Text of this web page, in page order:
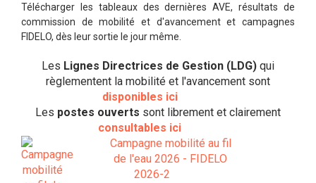
Télécharger les tableaux des dernières AVE, résultats de
commission de mobilité et d'avancement et campagnes
FIDELO, dès leur sortie le jour même.
Les Lignes Directrices de Gestion (LDG) qui
règlementent la mobilité et l'avancement sont
disponibles ici
Les postes ouverts sont librement et clairement
consultables ici
Campagne mobilité au fil
de l'eau 2026 - FIDELO
2026-2